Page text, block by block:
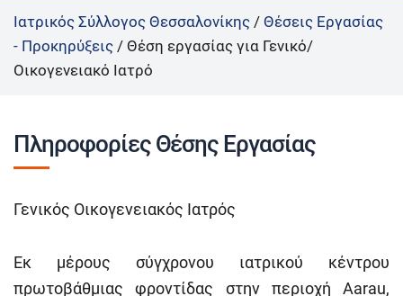
Ιατρικός Σύλλογος Θεσσαλονίκης / Θέσεις Εργασίας
- Προκηρύξεις / Θέση εργασίας για Γενικό/
Οικογενειακό Ιατρό
Πληροφορίες Θέσης Εργασίας
Γενικός Οικογενειακός Ιατρός
Εκ μέρους σύγχρονου ιατρικού κέντρου
πρωτοβάθμιας φροντίδας στην περιοχή Aarau,